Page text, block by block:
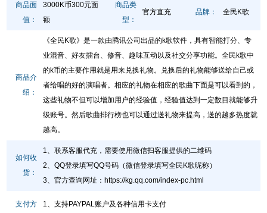
商品面
值：
3000K币300元面
额
商品类
型：
官方直充 品牌： 全民K歌
商品介
绍：
《全民K歌》是一款由腾讯公司出品的k歌软件，具有智能打分、专
业混音、好友擂台、修音、趣味互动以及社交分享功能。全民k歌中
的k币的主要作用就是用来兑换礼物。兑换后的礼物能够送给自己或
者给唱的好的演唱者。相应的礼物在相应的歌曲下面是可以看到的，
这些礼物不但可以增加用户的经验值，经验值达到一定数目就能够升
级账号。然后歌曲排行榜也可以通过送礼物来提高，送的越多热度就
越高。
如何收
货：
1、联系客服代充，需要使用微信扫客服提供的二维码
2、QQ登录填写QQ号码（微信登录填写全民K歌昵称）
3、官方查询网址 ： https://kg.qq.com/index-pc.html
支付方
1、支持PAYPAL账户及各种信用卡支付